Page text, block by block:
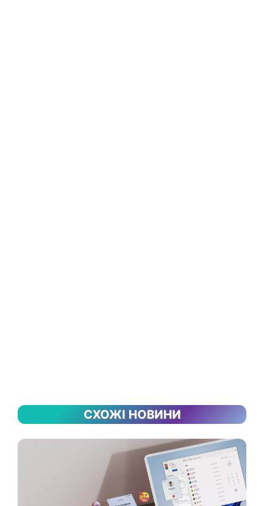
СХОЖІ НОВИНИ